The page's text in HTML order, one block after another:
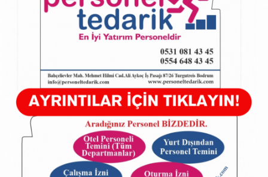
Genç Yaşta Hayata Veda Etti
HATAY
23.05.2025 - 23:21, Güncelleme: 23.05.2025 - 23:21
16267+ kez okundu.
Genç Yaşta Hayata Veda Etti
ABONE OL